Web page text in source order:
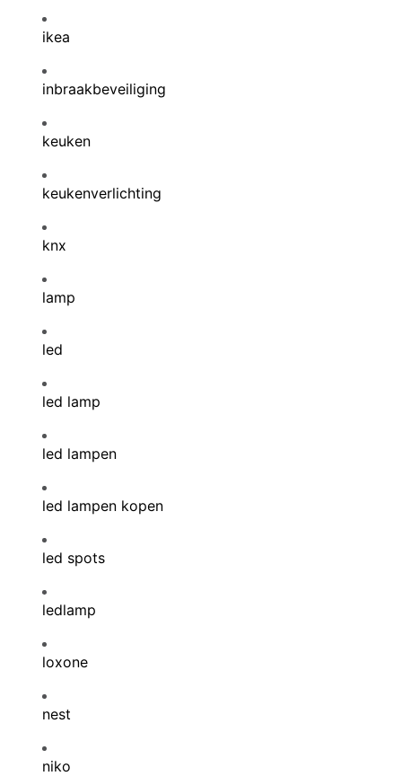
ikea
inbraakbeveiliging
keuken
keukenverlichting
knx
lamp
led
led lamp
led lampen
led lampen kopen
led spots
ledlamp
loxone
nest
niko